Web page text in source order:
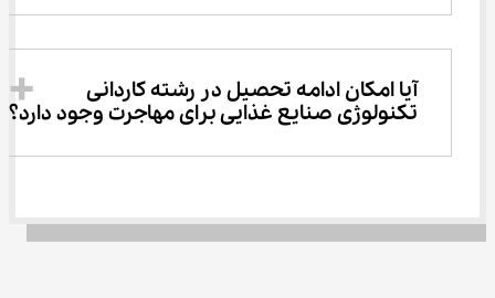
آیا امکان ادامه تحصیل در رشته کاردانی
تکنولوژی صنایع غذایی برای مهاجرت وجود دارد؟